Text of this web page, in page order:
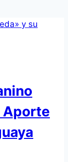
Aporte